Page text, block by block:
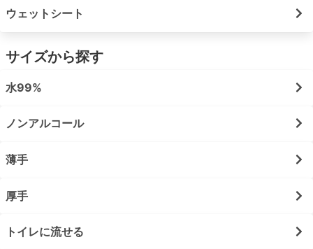
ウェットシート
サイズから探す
水99%
ノンアルコール
薄手
厚手
トイレに流せる